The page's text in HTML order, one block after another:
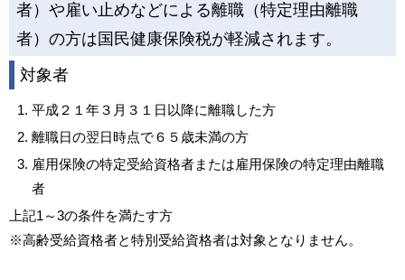
者）や雇い止めなどによる離職（特定理由離職
者）の方は国民健康保険税が軽減されます。
対象者
平成２１年３月３１日以降に離職した方
離職日の翌日時点で６５歳未満の方
雇用保険の特定受給資格者または雇用保険の特定理由離職
者
上記1～3の条件を満たす方
※高齢受給資格者と特別受給資格者は対象となりません。